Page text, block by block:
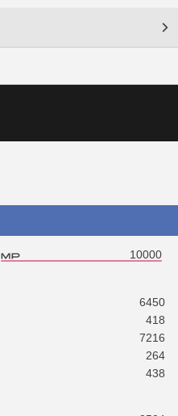
10000
6450
418
7216
264
438